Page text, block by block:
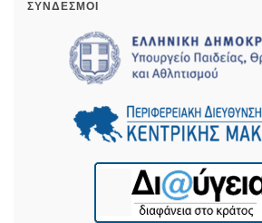
ΣΎΝΔΕΣΜΟΙ